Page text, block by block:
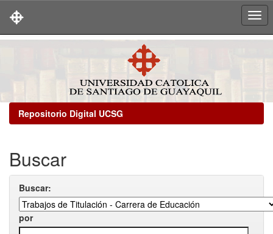
Repositorio Digital UCSG
Buscar
Buscar:
por